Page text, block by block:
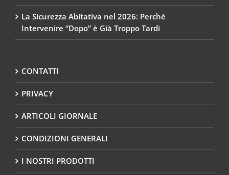
La Sicurezza Abitativa nel 2026: Perché
Intervenire “Dopo” è Già Troppo Tardi
CONTATTI
PRIVACY
ARTICOLI GIORNALE
CONDIZIONI GENERALI
I NOSTRI PRODOTTI